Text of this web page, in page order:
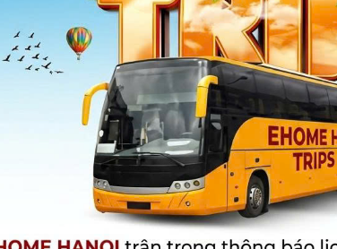
- Trọng lượng: 45.4 g
- Kích thước: 6.9 x 2.4 x 0.7"
Xem thêm
Bảo hành 06 Tháng
Giá khuyến mại: 500.000 đ
MUA HÀNG